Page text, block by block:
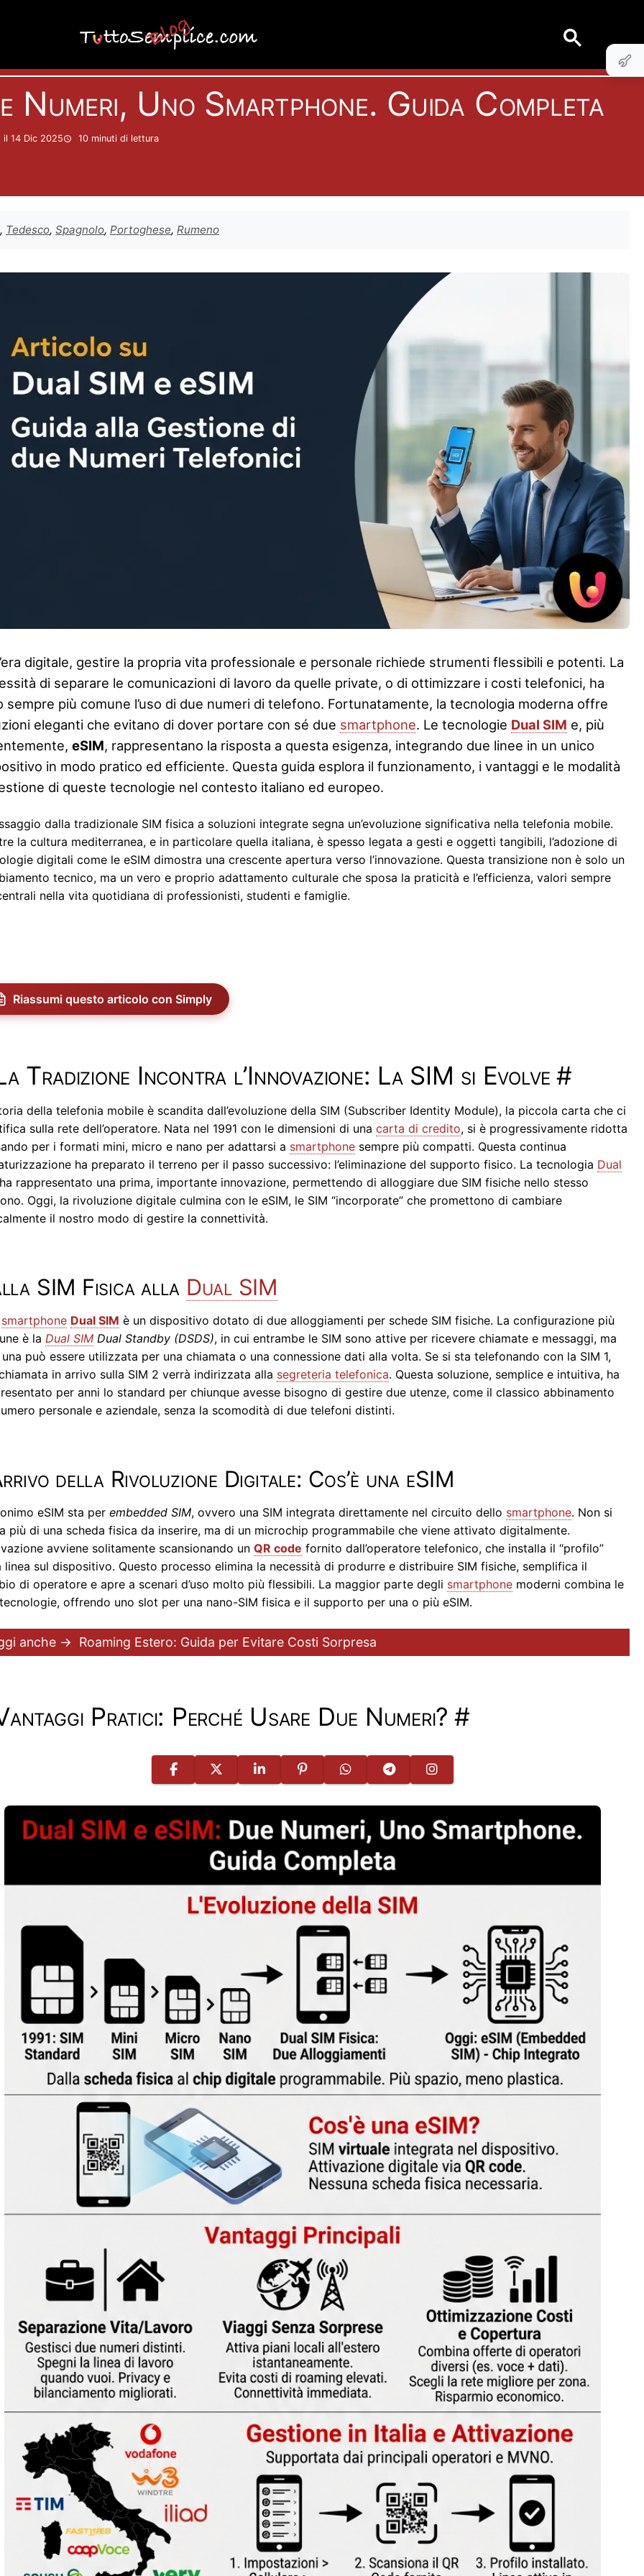
Telefonia
Numeri, Uno Smartphone. Guida Completa
14 Dic 2025 10 minuti di lettura
, Tedesco, Spagnolo, Portoghese, Rumeno
digitale, gestire la propria vita professionale e personale richiede strumenti flessibili e potenti. La
di separare le comunicazioni di lavoro da quelle private, o di ottimizzare i costi telefonici, ha
sempre più comune l’uso di due numeri di telefono. Fortunatamente, la tecnologia moderna offre
eleganti che evitano di dover portare con sé due smartphone. Le tecnologie Dual SIM e, più
eSIM, rappresentano la risposta a questa esigenza, integrando due linee in un unico
in modo pratico ed efficiente. Questa guida esplora il funzionamento, i vantaggi e le modalità
di queste tecnologie nel contesto italiano ed europeo.
dalla tradizionale SIM fisica a soluzioni integrate segna un’evoluzione significativa nella telefonia mobile.
la cultura mediterranea, e in particolare quella italiana, è spesso legata a gesti e oggetti tangibili, l’adozione di
digitali come le eSIM dimostra una crescente apertura verso l’innovazione. Questa transizione non è solo un
tecnico, ma un vero e proprio adattamento culturale che sposa la praticità e l’efficienza, valori sempre
nella vita quotidiana di professionisti, studenti e famiglie.
Riassumi questo articolo con Simply
Tradizione Incontra l’Innovazione: La SIM si Evolve #
della telefonia mobile è scandita dall’evoluzione della SIM (Subscriber Identity Module), la piccola carta che ci
sulla rete dell’operatore. Nata nel 1991 con le dimensioni di unacarta di credito, si è progressivamente ridotta
per i formati mini, micro e nano per adattarsi a smartphone sempre più compatti. Questa continua
ha preparato il terreno per il passo successivo: l’eliminazione del supporto fisico. La tecnologia Dual
rappresentato una prima, importante innovazione, permettendo di alloggiare due SIM fisiche nello stesso
Oggi, la rivoluzione digitale culmina con le eSIM, le SIM “incorporate” che promettono di cambiare
il nostro modo di gestire la connettività.
SIM Fisica alla Dual SIM
smartphone Dual SIM è un dispositivo dotato di due alloggiamenti per schede SIM fisiche. La configurazione più
è laDual SIM Dual Standby (DSDS), in cui entrambe le SIM sono attive per ricevere chiamate e messaggi, ma
può essere utilizzata per una chiamata o una connessione dati alla volta. Se si sta telefonando con la SIM 1,
in arrivo sulla SIM 2 verrà indirizzata alla segreteria telefonica. Questa soluzione, semplice e intuitiva, ha
per anni lo standard per chiunque avesse bisogno di gestire due utenze, come il classico abbinamento
personale e aziendale, senza la scomodità di due telefoni distinti.
della Rivoluzione Digitale: Cos’è una eSIM
eSIM sta perembedded SIM, ovvero una SIM integrata direttamente nel circuito dello smartphone. Non si
più di una scheda fisica da inserire, ma di un microchip programmabile che viene attivato digitalmente.
avviene solitamente scansionando unQR code fornito dall’operatore telefonico, che installa il “profilo”
linea sul dispositivo. Questo processo elimina la necessità di produrre e distribuire SIM fisiche, semplifica il
di operatore e apre a scenari d’uso molto più flessibili. La maggior parte degli smartphone moderni combina le
offrendo uno slot per una nano-SIM fisica e il supporto per una o più eSIM.
anche → Roaming Estero: Guida per Evitare Costi Sorpresa
Pratici: Perché Usare Due Numeri? #